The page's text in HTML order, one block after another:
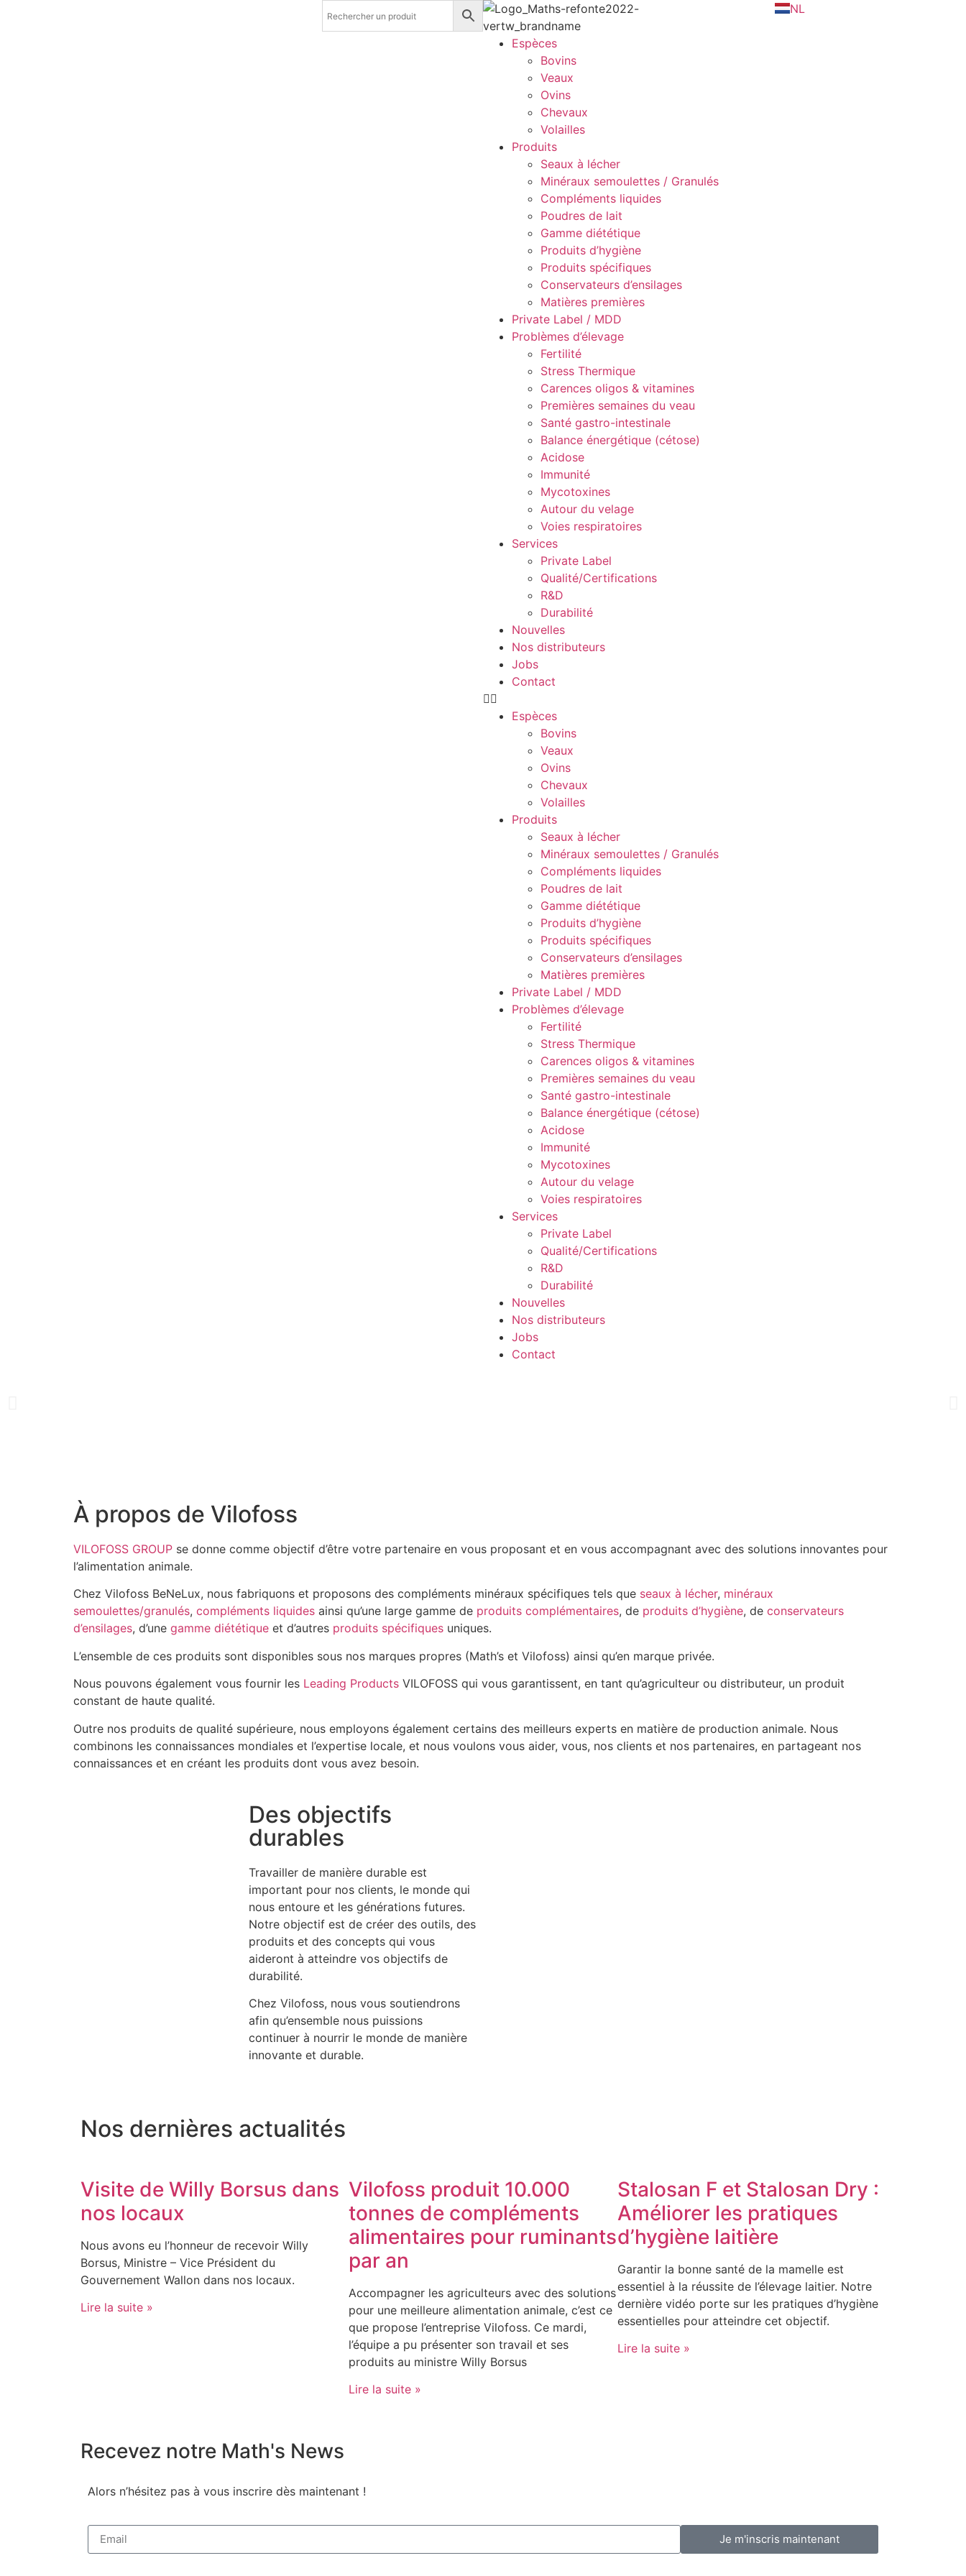
NL
Espèces
Bovins
Veaux
Ovins
Chevaux
Volailles
Produits
Seaux à lécher
Minéraux semoulettes / Granulés
Compléments liquides
Poudres de lait
Gamme diététique
Produits d’hygiène
Produits spécifiques
Conservateurs d’ensilages
Matières premières
Private Label / MDD
Problèmes d’élevage
Fertilité
Stress Thermique
Carences oligos & vitamines
Premières semaines du veau
Santé gastro-intestinale
Balance énergétique (cétose)
Acidose
Immunité
Mycotoxines
Autour du velage
Voies respiratoires
Services
Private Label
Qualité/Certifications
R&D
Durabilité
Nouvelles
Nos distributeurs
Jobs
Contact
Espèces
Bovins
Veaux
Ovins
Chevaux
Volailles
Produits
Seaux à lécher
Minéraux semoulettes / Granulés
Compléments liquides
Poudres de lait
Gamme diététique
Produits d’hygiène
Produits spécifiques
Conservateurs d’ensilages
Matières premières
Private Label / MDD
Problèmes d’élevage
Fertilité
Stress Thermique
Carences oligos & vitamines
Premières semaines du veau
Santé gastro-intestinale
Balance énergétique (cétose)
Acidose
Immunité
Mycotoxines
Autour du velage
Voies respiratoires
Services
Private Label
Qualité/Certifications
R&D
Durabilité
Nouvelles
Nos distributeurs
Jobs
Contact
À propos de Vilofoss
VILOFOSS GROUP se donne comme objectif d’être votre partenaire en vous proposant et en vous accompagnant avec des solutions innovantes pour
l’alimentation animale.
Chez Vilofoss BeNeLux, nous fabriquons et proposons des compléments minéraux spécifiques tels que seaux à lécher, minéraux
semoulettes/granulés, compléments liquides ainsi qu’une large gamme de produits complémentaires, de produits d’hygiène, de conservateurs
d’ensilages, d’une gamme diététique et d’autres produits spécifiques uniques.
L’ensemble de ces produits sont disponibles sous nos marques propres (Math’s et Vilofoss) ainsi qu’en marque privée.
Nous pouvons également vous fournir les Leading Products VILOFOSS qui vous garantissent, en tant qu’agriculteur ou distributeur, un produit
constant de haute qualité.
Outre nos produits de qualité supérieure, nous employons également certains des meilleurs experts en matière de production animale. Nous
combinons les connaissances mondiales et l’expertise locale, et nous voulons vous aider, vous, nos clients et nos partenaires, en partageant nos
connaissances et en créant les produits dont vous avez besoin.
Des objectifs
durables
Travailler de manière durable est
important pour nos clients, le monde qui
nous entoure et les générations futures.
Notre objectif est de créer des outils, des
produits et des concepts qui vous
aideront à atteindre vos objectifs de
durabilité.
Chez Vilofoss, nous vous soutiendrons
afin qu’ensemble nous puissions
continuer à nourrir le monde de manière
innovante et durable.
Nos dernières actualités
Visite de Willy Borsus dans
nos locaux
Nous avons eu l’honneur de recevoir Willy
Borsus, Ministre – Vice Président du
Gouvernement Wallon dans nos locaux.
Lire la suite »
Vilofoss produit 10.000
tonnes de compléments
alimentaires pour ruminants
par an
Accompagner les agriculteurs avec des solutions
pour une meilleure alimentation animale, c’est ce
que propose l’entreprise Vilofoss. Ce mardi,
l’équipe a pu présenter son travail et ses
produits au ministre Willy Borsus
Lire la suite »
Stalosan F et Stalosan Dry :
Améliorer les pratiques
d’hygiène laitière
Garantir la bonne santé de la mamelle est
essentiel à la réussite de l’élevage laitier. Notre
dernière vidéo porte sur les pratiques d’hygiène
essentielles pour atteindre cet objectif.
Lire la suite »
Recevez notre Math's News
Alors n’hésitez pas à vous inscrire dès maintenant !
Je m'inscris maintenant